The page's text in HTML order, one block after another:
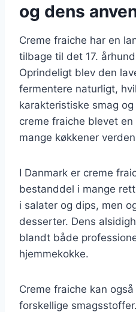
og dens
Creme fraiche har en
tilbage til det 17.
Oprindeligt blev den
fermentere naturligt,
karakteristiske smag
creme fraiche blevet
mange køkkener
I Danmark er creme
bestanddel i mange
i salater og dips, men
desserter. Dens
blandt både
hjemmekokke.
Creme fraiche kan
forskellige